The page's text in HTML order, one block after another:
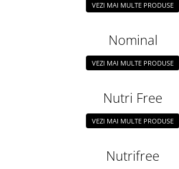
VEZI MAI MULTE PRODUSE
Nominal
VEZI MAI MULTE PRODUSE
Nutri Free
VEZI MAI MULTE PRODUSE
Nutrifree